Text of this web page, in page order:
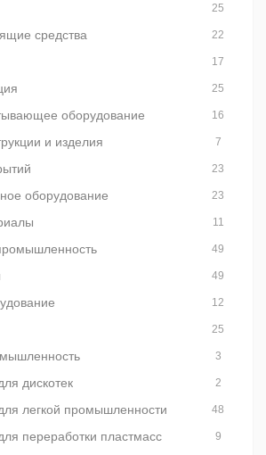
25
средства 22
17
25
оборудование 16
и изделия 7
23
оборудование 23
11
49
49
12
25
3
дискотек 2
легкой промышленности 48
переработки пластмасс 9